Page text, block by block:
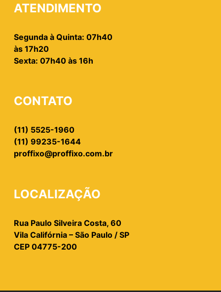
ATENDIMENTO
Segunda à Quinta: 07h40
às 17h20
Sexta: 07h40 às 16h
CONTATO
(11) 5525-1960
(11) 99235-1644
proffixo@proffixo.com.br
LOCALIZAÇÃO
Rua Paulo Silveira Costa, 60
Vila Califórnia – São Paulo / SP
CEP 04775-200